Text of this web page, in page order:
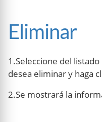
Eliminar
1.Seleccione del
desea eliminar y haga
2.Se mostrará la